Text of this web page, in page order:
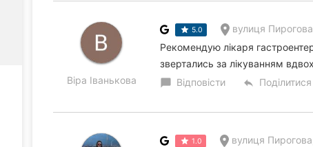
Віра Іванькова
5.0 вулиця
Рекомендую лікаря
звертались за лікуванням
chat_bubble Відповісти reply Поділитися
1.0 вулиця